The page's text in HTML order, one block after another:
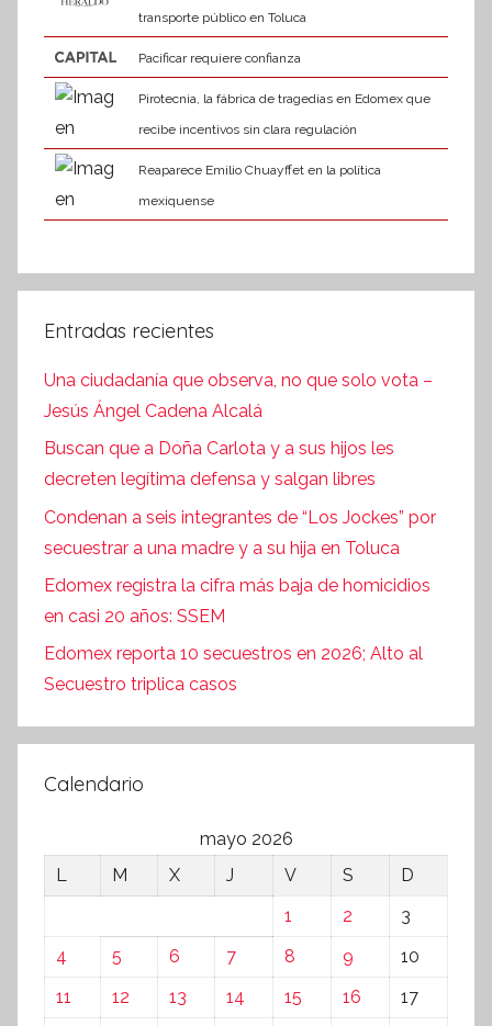
transporte público en Toluca
Pacificar requiere confianza
Pirotecnia, la fábrica de tragedias en Edomex que
recibe incentivos sin clara regulación
Reaparece Emilio Chuayffet en la política
mexiquense
Entradas recientes
Una ciudadanía que observa, no que solo vota –
Jesús Ángel Cadena Alcalá
Buscan que a Doña Carlota y a sus hijos les
decreten legítima defensa y salgan libres
Condenan a seis integrantes de “Los Jockes” por
secuestrar a una madre y a su hija en Toluca
Edomex registra la cifra más baja de homicidios
en casi 20 años: SSEM
Edomex reporta 10 secuestros en 2026; Alto al
Secuestro triplica casos
Calendario
mayo 2026
L
M X J V S
D
1
2
3
4
5 6 7 8 9
10
11
12 13 14 15 16
17